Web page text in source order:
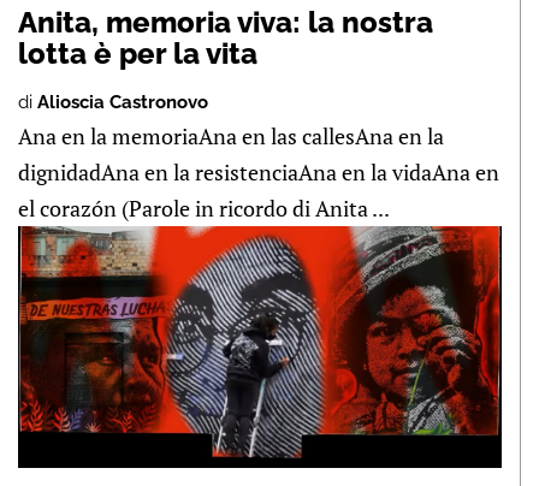
Anita, memoria viva: la nostra
lotta è per la vita
di Alioscia Castronovo
Ana en la memoriaAna en las callesAna en la
dignidadAna en la resistenciaAna en la vidaAna en
el corazón (Parole in ricordo di Anita ...